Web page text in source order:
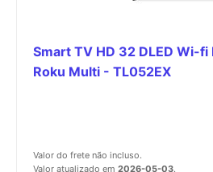
Smart TV HD 32 DLED Wi-
Roku Multi - TL052EX
Valor do frete não incluso.
Valor atualizado em 2026-05-03.